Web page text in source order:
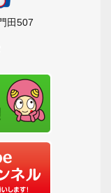
田507